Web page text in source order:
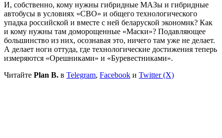
И, собственно, кому нужны гибридные МАЗы и гибридные
автобусы в условиях «СВО» и общего технологического
упадка российской и вместе с ней беларуской экономик? Как
и кому нужны там доморощенные «Маски»? Подавляющее
большинство из них, осознавая это, ничего там уже не делает.
А делает ноги оттуда, где технологические достижения теперь
измеряются «Орешниками» и «Буревестниками».
Читайте Plan B. в Telegram, Facebook и Twitter (X)